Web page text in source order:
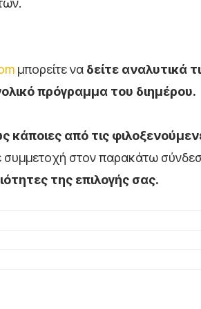
μπορείτε να δείτε αναλυτικά
πρόγραμμα του διημέρου.
κάποιες από τις
συμμετοχή στον παρακάτω
της επιλογής σας.